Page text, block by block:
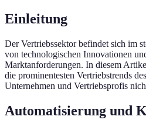
Einleitung
Der Vertriebssektor befindet sich im
von technologischen Innovationen
Marktanforderungen. In diesem
die prominentesten Vertriebstrends
Unternehmen und Vertriebsprofis
Automatisierung und